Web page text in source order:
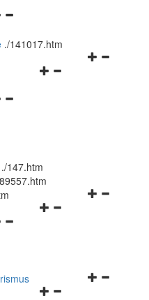
./141017.htm
Navigationsmenü
./147.htm
Navigationsmenü
Navigationsmenü